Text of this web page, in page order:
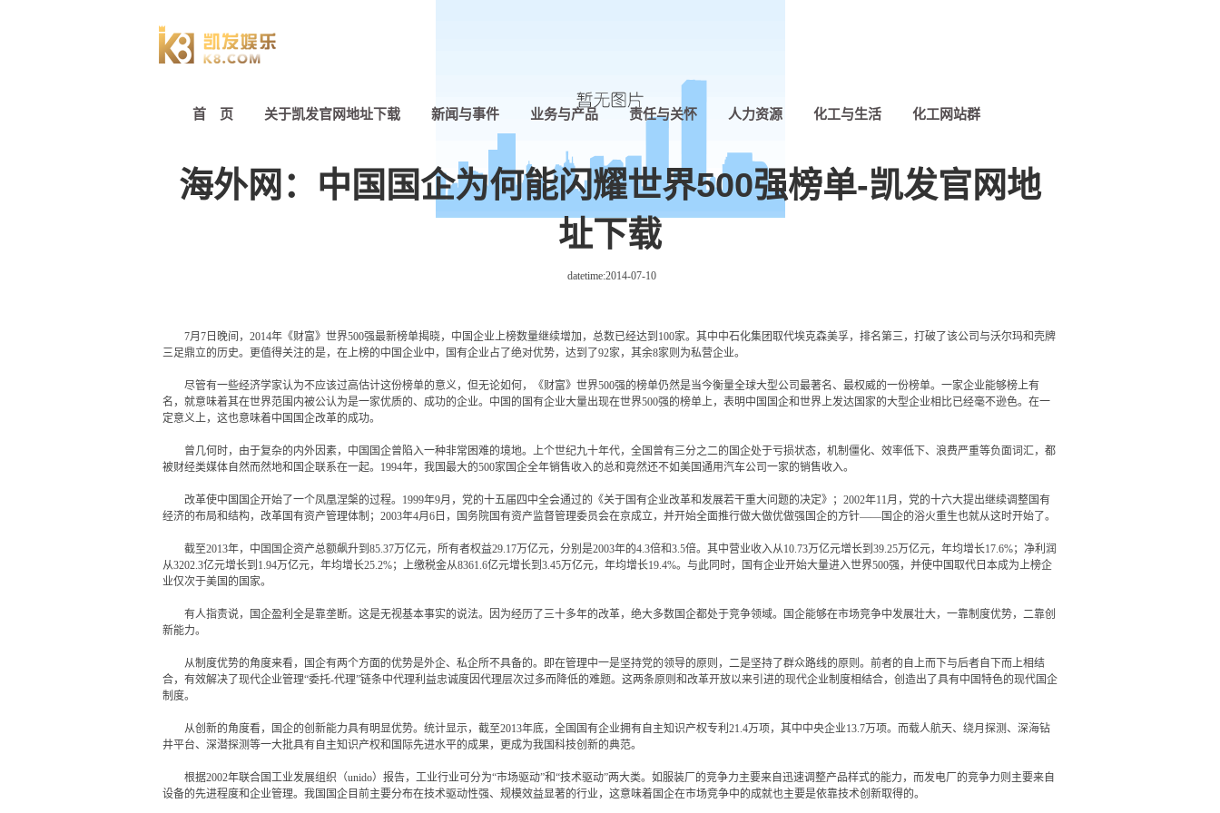
首 页 关于凯发官网地址下载 新闻与事件 业务与产品 责任与关怀 人力资源 化工与生活 化工网站群
海外网：中国国企为何能闪耀世界500强榜单-凯发官网地
址下载
datetime:2014-07-10
7月7日晚间，2014年《财富》世界500强最新榜单揭晓，中国企业上榜数量继续增加，总数已经达到100家。其中中石化集团取代埃克森美孚，排名第三，打破了该公司与沃尔玛和壳牌
三足鼎立的历史。更值得关注的是，在上榜的中国企业中，国有企业占了绝对优势，达到了92家，其余8家则为私营企业。
尽管有一些经济学家认为不应该过高估计这份榜单的意义，但无论如何，《财富》世界500强的榜单仍然是当今衡量全球大型公司最著名、最权威的一份榜单。一家企业能够榜上有
名，就意味着其在世界范围内被公认为是一家优质的、成功的企业。中国的国有企业大量出现在世界500强的榜单上，表明中国国企和世界上发达国家的大型企业相比已经毫不逊色。在一
定意义上，这也意味着中国国企改革的成功。
曾几何时，由于复杂的内外因素，中国国企曾陷入一种非常困难的境地。上个世纪九十年代，全国曾有三分之二的国企处于亏损状态，机制僵化、效率低下、浪费严重等负面词汇，都
被财经类媒体自然而然地和国企联系在一起。1994年，我国最大的500家国企全年销售收入的总和竟然还不如美国通用汽车公司一家的销售收入。
改革使中国国企开始了一个凤凰涅槃的过程。1999年9月，党的十五届四中全会通过的《关于国有企业改革和发展若干重大问题的决定》；2002年11月，党的十六大提出继续调整国有
经济的布局和结构，改革国有资产管理体制；2003年4月6日，国务院国有资产监督管理委员会在京成立，并开始全面推行做大做优做强国企的方针——国企的浴火重生也就从这时开始了。
截至2013年，中国国企资产总额飙升到85.37万亿元，所有者权益29.17万亿元，分别是2003年的4.3倍和3.5倍。其中营业收入从10.73万亿元增长到39.25万亿元，年均增长17.6%；净利润
从3202.3亿元增长到1.94万亿元，年均增长25.2%；上缴税金从8361.6亿元增长到3.45万亿元，年均增长19.4%。与此同时，国有企业开始大量进入世界500强，并使中国取代日本成为上榜企
业仅次于美国的国家。
有人指责说，国企盈利全是靠垄断。这是无视基本事实的说法。因为经历了三十多年的改革，绝大多数国企都处于竞争领域。国企能够在市场竞争中发展壮大，一靠制度优势，二靠创
新能力。
从制度优势的角度来看，国企有两个方面的优势是外企、私企所不具备的。即在管理中一是坚持党的领导的原则，二是坚持了群众路线的原则。前者的自上而下与后者自下而上相结
合，有效解决了现代企业管理“委托-代理”链条中代理利益忠诚度因代理层次过多而降低的难题。这两条原则和改革开放以来引进的现代企业制度相结合，创造出了具有中国特色的现代国企
制度。
从创新的角度看，国企的创新能力具有明显优势。统计显示，截至2013年底，全国国有企业拥有自主知识产权专利21.4万项，其中中央企业13.7万项。而载人航天、绕月探测、深海钻
井平台、深潜探测等一大批具有自主知识产权和国际先进水平的成果，更成为我国科技创新的典范。
根据2002年联合国工业发展组织（unido）报告，工业行业可分为“市场驱动”和“技术驱动”两大类。如服装厂的竞争力主要来自迅速调整产品样式的能力，而发电厂的竞争力则主要来自
设备的先进程度和企业管理。我国国企目前主要分布在技术驱动性强、规模效益显著的行业，这意味着国企在市场竞争中的成就也主要是依靠技术创新取得的。